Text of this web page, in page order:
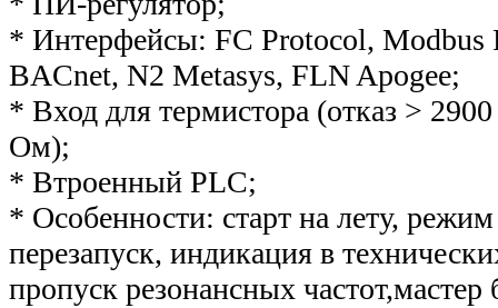
* Интерфейсы: FC Protocol, Modbus
BACnet, N2 Metasys, FLN Apogee;
* Вход для термистора (отказ >
Ом);
* Втроенный PLС;
* Особенности: старт на лету,
перезапуск, индикация в
пропуск резонансных